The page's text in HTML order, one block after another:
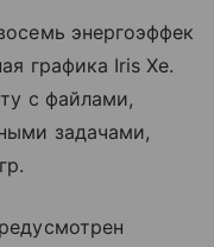
энергоэффек
графика Iris Xe.
с файлами,
задачами,